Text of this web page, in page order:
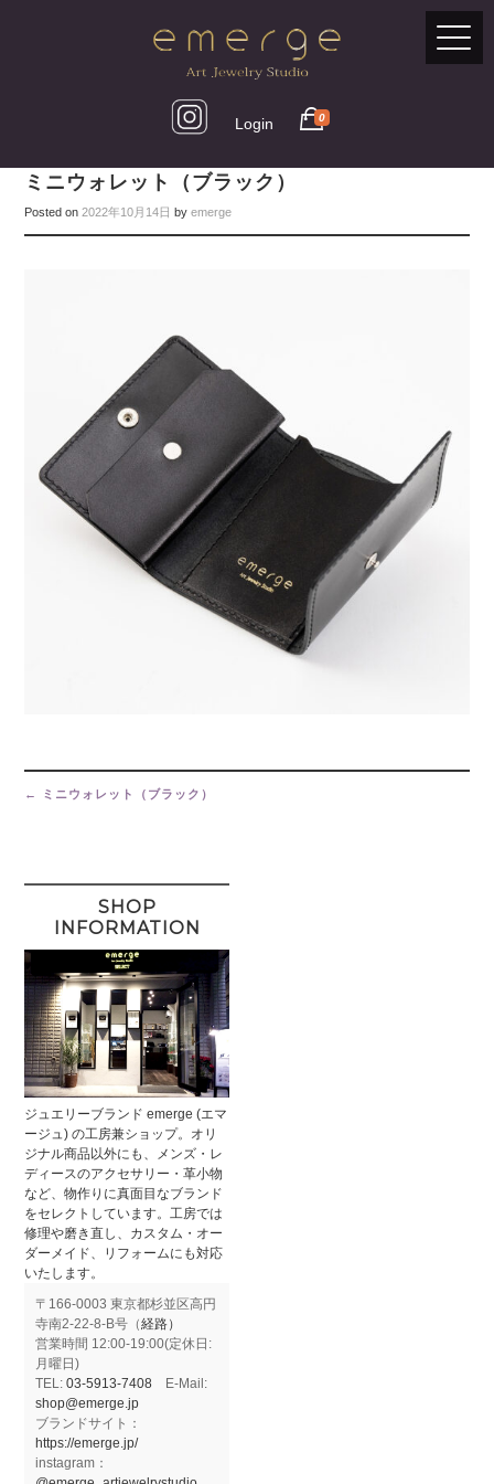
Login 0
ミニウォレット（ブラック）
Posted on2022年10月14日 byemerge
Post
navigation
← ミニウォレット（ブラック）
SHOP
INFORMATION
ジュエリーブランド emerge (エマ
ージュ) の工房兼ショップ。オリ
ジナル商品以外にも、メンズ・レ
ディースのアクセサリー・革小物
など、物作りに真面目なブランド
をセレクトしています。工房では
修理や磨き直し、カスタム・オー
ダーメイド、リフォームにも対応
いたします。
〒166-0003 東京都杉並区高円
寺南2-22-8-B号（経路）
営業時間 12:00-19:00(定休日:
月曜日)
TEL:03-5913-7408 E-Mail:
shop@emerge.jp
ブランドサイト：
https://emerge.jp/
instagram：